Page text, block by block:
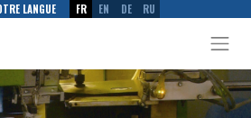
LANGUE FR EN DE RU